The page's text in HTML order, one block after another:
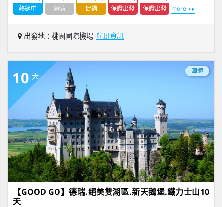
熱銷中
額滿
促銷
保證出發
保證出發
more
出發地：桃園國際機場 航班資訊
10 天
團體
【GOOD GO】德瑞.絕美雙湖區.新天鵝堡.鐵力士山10
天